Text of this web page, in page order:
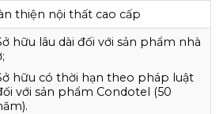
thiện nội thất cao cấp
hữu lâu dài đối với sản phẩm nhà
hữu có thời hạn theo pháp luật
với sản phẩm Condotel (50